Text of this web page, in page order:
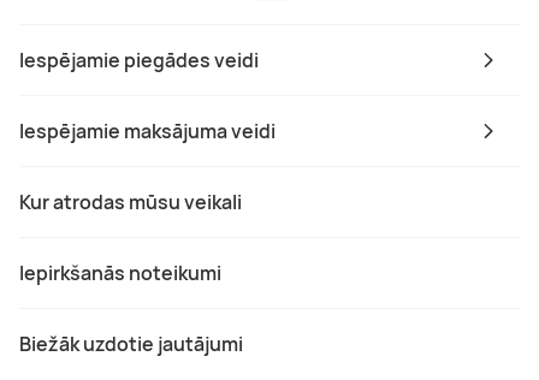
Iespējamie piegādes veidi
Iespējamie maksājuma veidi
Kur atrodas mūsu veikali
Iepirkšanās noteikumi
Biežāk uzdotie jautājumi